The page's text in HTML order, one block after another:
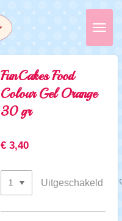
FunCakes Food
Colour Gel Orange
30 gr
€ 3,40
Uitgeschakeld